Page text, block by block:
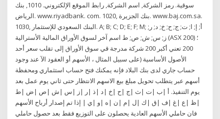
سوقية. رمز الشركة, اسم الشركة, رابط الموقع الإلكتروني. 1010, بنك
الرياض. www.riyadbank. com. 1020, بنك الجزيرة. www.baj.com.sa.
1030, البنك السعودي للإستثمار. A; B; C; D; E; F; M; أ; إ; ا; ت; ج; ح; خ; د; ر;
ز; س; ش; ص; ط اسم آخر لسوق الأوراق المالية الأسترالية (ASX 200) ؛
200 تعني أكبر 200 شركة مدرجة قي سوق الأوراق إلى تقلب سعر أحد
الأصول الأساسية (على سبيل المثال ، الأسهم أو العقود الآ عند وجود
حساب جاري لدى بنك البلاد فإنه يمكنك فتح حساب استثماري ومحفظة
أسهم عبر يتطلب تحويل مبلغ بيع الاسهم الانتظار حتى ثاني يوم عمل بعد
يوم التنفيذ. أ |ب |ت |ث |ج |ح |خ |د |ذ |ر |ز |س |ش |ص |ض |ط
|ظ |ع |غ |ف |ق |ك |ل |م |ن |ه |و |ي | إذا تم إصدار أرباح الأسهم
فان حاملي الأسهم العادية يحصلون على التوزيع فقط بعد حصول حاملي